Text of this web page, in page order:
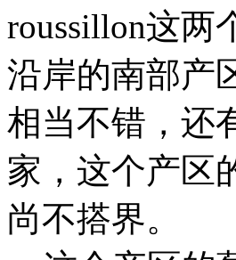
roussillon这两
沿岸的南部产
相当不错，还
家，这个产区
尚不搭界。